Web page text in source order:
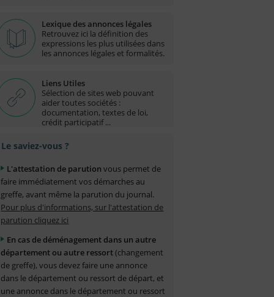
Lexique des annonces légales
Retrouvez ici la définition des
expressions les plus utilisées dans
les annonces légales et formalités.
Liens Utiles
Sélection de sites web pouvant
aider toutes sociétés :
documentation, textes de loi,
crédit participatif ...
Le saviez-vous ?
L'attestation de parution vous permet de
faire immédiatement vos démarches au
greffe, avant même la parution du journal.
Pour plus d'informations, sur l'attestation de
parution cliquez ici
En cas de déménagement dans un autre
département ou autre ressort(changement
de greffe), vous devez faire une annonce
dans le département ou ressort de départ, et
une annonce dans le département ou ressort